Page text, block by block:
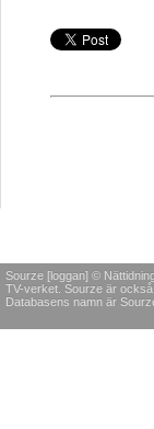
Sourze [loggan] ©
TV-verket. Sourze är
Databasens namn är